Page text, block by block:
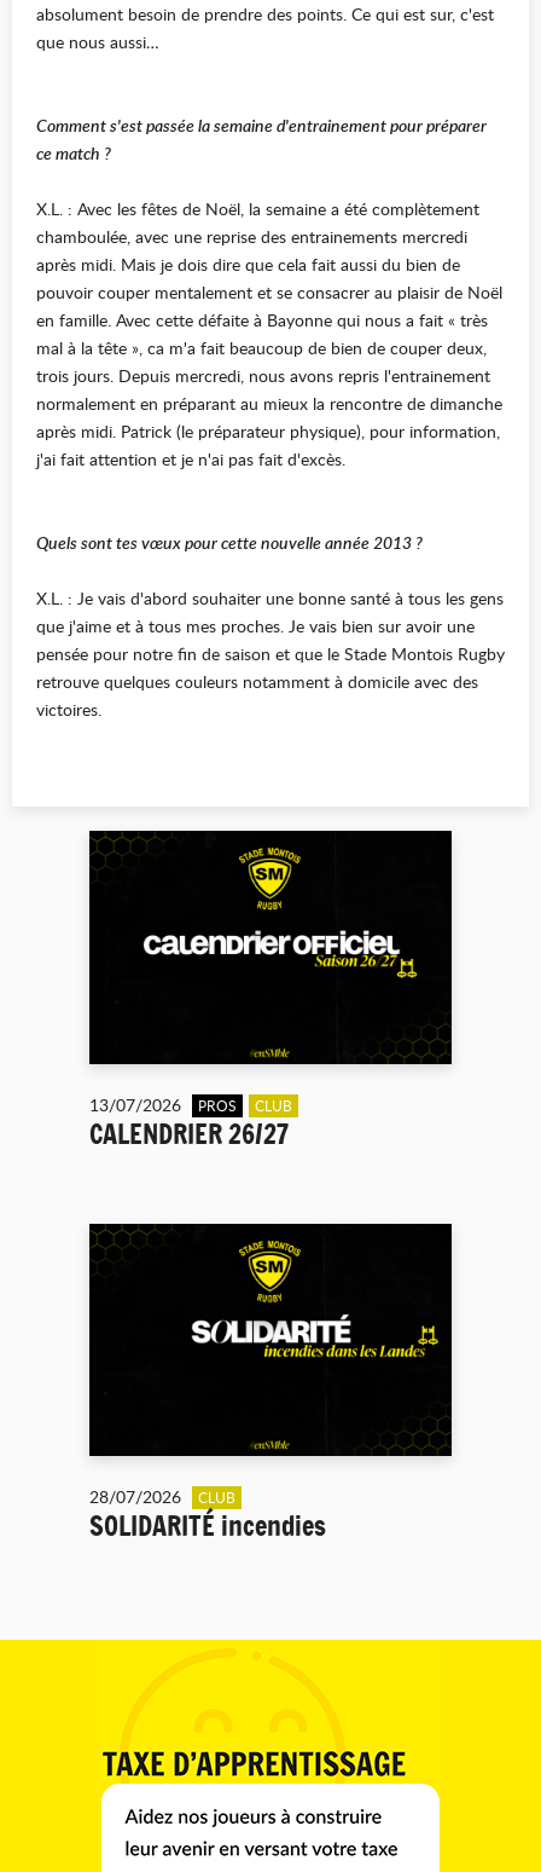
absolument besoin de prendre des points. Ce qui est sur, c'est
que nous aussi…
Comment s'est passée la semaine d'entrainement pour préparer
ce match ?
X.L. : Avec les fêtes de Noël, la semaine a été complètement
chamboulée, avec une reprise des entrainements mercredi
après midi. Mais je dois dire que cela fait aussi du bien de
pouvoir couper mentalement et se consacrer au plaisir de Noël
en famille. Avec cette défaite à Bayonne qui nous a fait « très
mal à la tête », ca m'a fait beaucoup de bien de couper deux,
trois jours. Depuis mercredi, nous avons repris l'entrainement
normalement en préparant au mieux la rencontre de dimanche
après midi. Patrick (le préparateur physique), pour information,
j'ai fait attention et je n'ai pas fait d'excès.
Quels sont tes vœux pour cette nouvelle année 2013 ?
X.L. : Je vais d'abord souhaiter une bonne santé à tous les gens
que j'aime et à tous mes proches. Je vais bien sur avoir une
pensée pour notre fin de saison et que le Stade Montois Rugby
retrouve quelques couleurs notamment à domicile avec des
victoires.
13/07/2026 PROS CLUB
CALENDRIER 26/27
28/07/2026 CLUB
SOLIDARITÉ incendies